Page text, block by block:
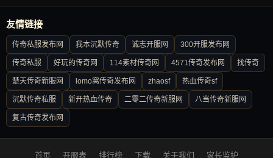
友情链接
传奇私服发布网 我本沉默传奇 诚志开服网 300开服发布网
传奇私服 好玩的传奇网 114素材传奇网 4571传奇发布网 找传奇
楚天传奇新服网 lomo窝传奇发布网 zhaosf 热血传奇sf
沉默传奇私服 新开热血传奇 二零二传奇新服网 八当传奇新服网
复古传奇发布网
首页 开服表 排行榜 下载 关于我们 家长监护